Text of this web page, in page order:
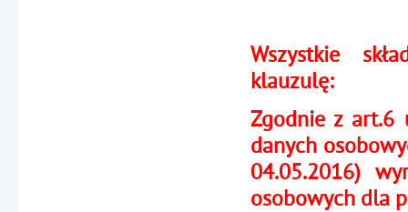
Wszystkie
klauzulę:
Zgodnie z art.6
danych
04.05.2016)
osobowych dla